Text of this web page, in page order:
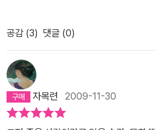
은 어떤 마음일까?폴은 타인과의 관계
내부에서 균열을 느낀다.생을 알게 되고
연애에 조금씩 개입하고 관심을 가지면
일어난다. 이전의 폴이라면 전혀 하지
고 감정을 느낀다. 헤마와 코왹의 이야
딘가 비슷한 이야기를 들은 거 같지만 그
든다.어릴 적 첫사랑. 두근 거리는 감정
다는 건 끔찍하지 않은가.아무리 짧은
사실이. (P140) 엔딩이 썩 마음에 들지
데다가 치사하게까지 느껴졌으니까. (주
는 것이었을까? 회한이었을까 위안이었
냥 그를 비난만 할 수 있는 사람, 어디 있
더없이 답답한 해석이 되겠지만.나는
진다. 결국 누구나 새로운 곳으로 떠나
지는 것이 아니라.에쿠니 가오리와 닮
줌파 라히리는 체호프에 비견되는데대
작가라 생각하는 에쿠니 가오리를 빗댄
있을 것 같은데연작 소설 '헤마와 코쉭'
'좌안, 우안'과 아주 흡사한 대목이 많다.
감정을 그리는데 성공했다고 말한다.
에게 낯선 존재가 되어본 적이 있는 사
재가 된 경험을 해 본 사람이라면 이 글
너 겨우 집과 5시간 남짓 떨어진 곳에 사
분했던 것을 보면 저 신문의 리뷰는 과찬
다가 한순간 존재를 그치고 눈앞에서
다시 가족의 일부가 되고 싶지 않았다.
하는 요구, 그 에너지 속에 있고 싶지
애 결혼 생활의 그늘에서 살고 싶지 않
서 잡동사니로 가득 찰 커다란 집에서
했던 모든 것. 책과 서류와 옷가지와 물
가. 인생은 어느 시점까지 규모가 불어
공감 (3) 댓글 (0)
자목련 2009-11-30